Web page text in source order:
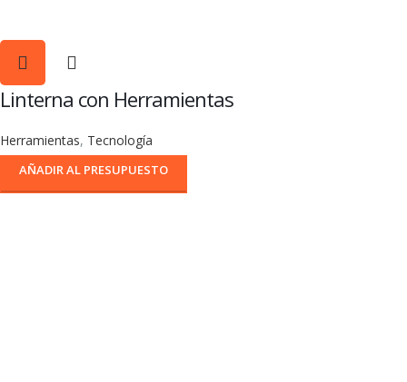
Linterna con Herramientas
Herramientas, Tecnología
AÑADIR AL PRESUPUESTO